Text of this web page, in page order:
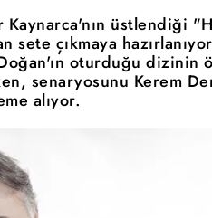
Kaynarca'nın üstlendiği
sete çıkmaya
oturduğu dizinin
senaryosunu Kerem
alıyor.